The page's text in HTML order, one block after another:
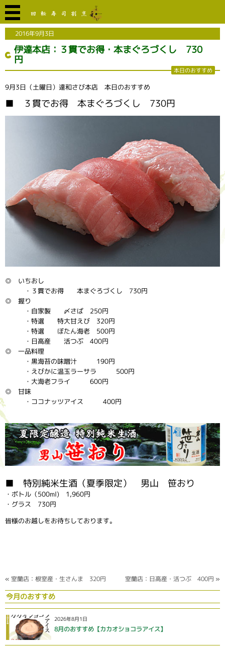
2016年9月3日
伊達本店：３貫でお得・本まぐろづくし 730
円
本日のおすすめ
9月3日（土曜日）達和さび本店 本日のおすすめ
■ ３貫でお得 本まぐろづくし 730円
◎ いちおし
・３貫でお得 本まぐろづくし 730円
◎ 握り
・自家製 〆さば 250円
・特選 特大甘えび 320円
・特選 ぼたん海老 500円
・日高産 活つぶ 400円
◎ 一品料理
・黒海苔の味噌汁 190円
・えびかに温玉ラーサラ 500円
・大海老フライ 600円
◎ 甘味
・ココナッツアイス 400円
■ 特別純米生酒（夏季限定） 男山 笹おり
・ボトル（500ml) 1,960円
・グラス 730円
皆様のお越しをお待ちしております。
« 室蘭店：根室産・生さんま 320円 室蘭店：日高産・活つぶ 400円 »
今月のおすすめ
2026年8月1日
8月のおすすめ【カカオショコラアイス】